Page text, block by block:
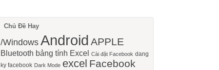
Chủ Đề Hay
/Windows Android APPLE
Bluetooth bảng tính Excel Cài đặt Facebook dang
ky facebook Dark Mode excel Facebook